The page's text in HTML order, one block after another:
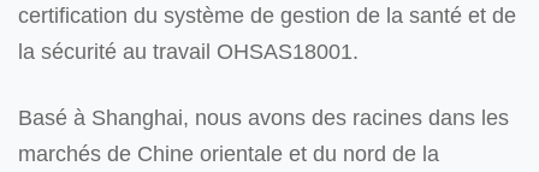
certification du système de gestion de la santé et de
la sécurité au travail OHSAS18001.
Basé à Shanghai, nous avons des racines dans les
marchés de Chine orientale et du nord de la